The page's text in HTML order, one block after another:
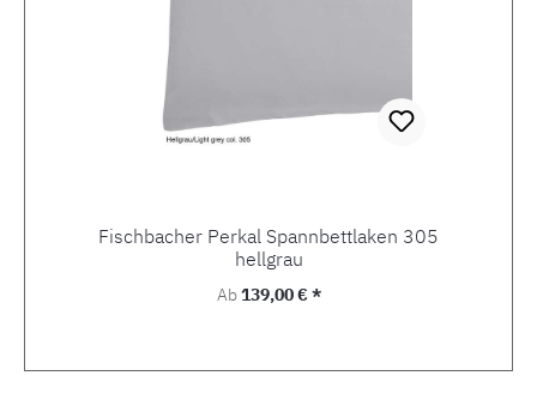
Fischbacher Perkal Spannbettlaken 305
hellgrau
Regulärer Preis:
Ab139,00 € *